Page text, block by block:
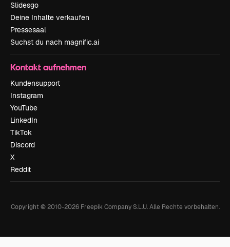
Slidesgo
Deine Inhalte verkaufen
Pressesaal
Suchst du nach magnific.ai
Kontakt aufnehmen
Kundensupport
Instagram
YouTube
LinkedIn
TikTok
Discord
X
Reddit
Copyright © 2010-2026Freepik Company S.L.U. Alle Rechte vorbehalten.